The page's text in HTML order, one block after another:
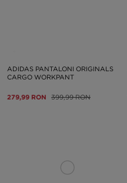
ADIDAS PANTALONI ORIGINALS
CARGO WORKPANT
279,99 RON 399,99 RON